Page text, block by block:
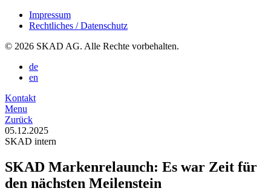
Impressum
Rechtliches / Datenschutz
© 2026 SKAD AG. Alle Rechte vorbehalten.
de
en
Kontakt
Menu
Zurück
05.12.2025
SKAD intern
SKAD Markenrelaunch: Es war Zeit für
den nächsten Meilenstein